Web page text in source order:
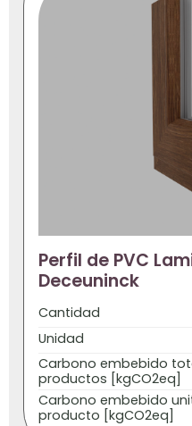
Perfil de PVC
Deceuninck
Cantidad
Unidad
Carbono embebido
productos [kgCO2eq]
Carbono embebido
producto [kgCO2eq]